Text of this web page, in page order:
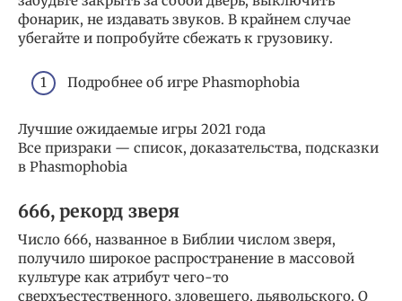
фонарик, не издавать звуков. В крайнем случае
убегайте и попробуйте сбежать к грузовику.
Подробнее об игре Phasmophobia
Лучшие ожидаемые игры 2021 года
Все призраки — список, доказательства, подсказки
в Phasmophobia
666, рекорд зверя
Число 666, названное в Библии числом зверя,
получило широкое распространение в массовой
культуре как атрибут чего-то
сверхъестественного, зловещего, дьявольского. О